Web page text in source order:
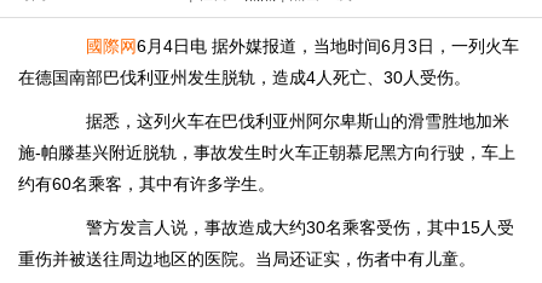
國際网6月4日电 据外媒报道，当地时间6月3日，一列火车
在德国南部巴伐利亚州发生脱轨，造成4人死亡、30人受伤。
据悉，这列火车在巴伐利亚州阿尔卑斯山的滑雪胜地加米
施-帕滕基兴附近脱轨，事故发生时火车正朝慕尼黑方向行驶，车上
约有60名乘客，其中有许多学生。
警方发言人说，事故造成大约30名乘客受伤，其中15人受
重伤并被送往周边地区的医院。当局还证实，伤者中有儿童。